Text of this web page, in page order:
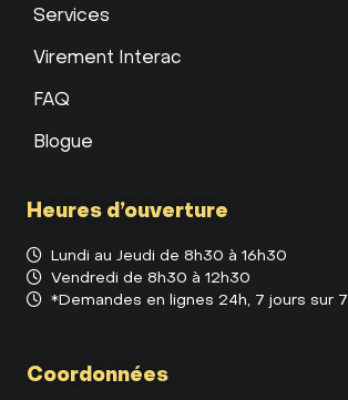
Services
Virement Interac
FAQ
Blogue
Heures d’ouverture
Lundi au Jeudi de 8h30 à 16h30
Vendredi de 8h30 à 12h30
*Demandes en lignes 24h, 7 jours sur 7
Coordonnées